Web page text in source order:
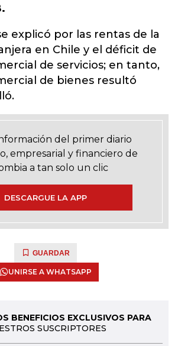
explicó por las rentas de la
en Chile y el déficit de
de servicios; en tanto,
de bienes resultó
del primer diario
empresarial y financiero de
a tan solo un clic
DESCARGUE LA APP
GUARDAR
UNIRSE A WHATSAPP
BENEFICIOS EXCLUSIVOS PARA
SUSCRIPTORES